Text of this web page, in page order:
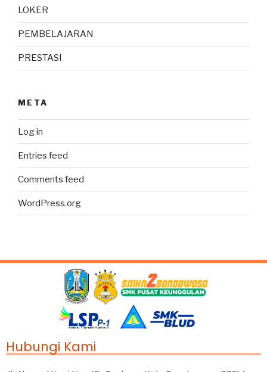
LOKER
PEMBELAJARAN
PRESTASI
META
Log in
Entries feed
Comments feed
WordPress.org
Hubungi Kami